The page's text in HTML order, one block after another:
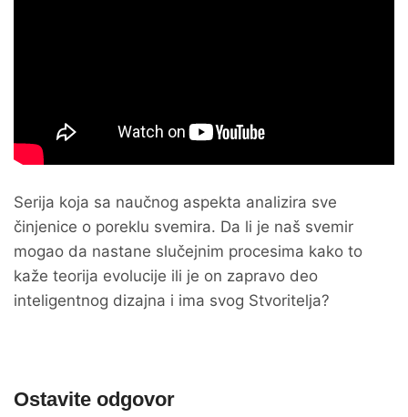
Serija koja sa naučnog aspekta analizira sve
činjenice o poreklu svemira. Da li je naš svemir
mogao da nastane slučejnim procesima kako to
kaže teorija evolucije ili je on zapravo deo
inteligentnog dizajna i ima svog Stvoritelja?
Ostavite odgovor